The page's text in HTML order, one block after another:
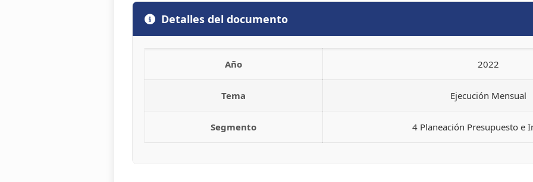
Detalles del documento
Año 2022
Tema Ejecución Mensual
Segmento 4 Planeación Presupuesto e